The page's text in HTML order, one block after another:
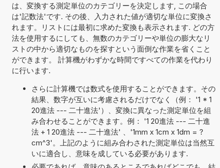
は、変換する測定単位のカテゴリーを決定します, この場合
は'記数法'です. その後、入力された値が適切な単位に変換さ
れます。リストには最初に求めた変換も表示されます. どの方
法を使用するにしても、無数のカテゴリーや単位の膨大なリ
ストの中から適切なものを探すという面倒な作業を省くこと
ができます。 計算機がわずかな時間ですべての作業を代わり
に行います.
さらに計算機では数式を使用することができます。その
結果、数字が互いに考慮されるだけでなく（例： '1 * 1
20進法 --- 二十進法'）、変換に異なった測定単位を組
み合わせることができます。例： '1 20進法 --- 二十進
法 + 1 20進法 --- 二十進法' 、'1mm x 1cm x 1dm = ?
cm^3'。上記のように組み合わされた測定単位は当然互
いに適合し、意味を成している必要があります.